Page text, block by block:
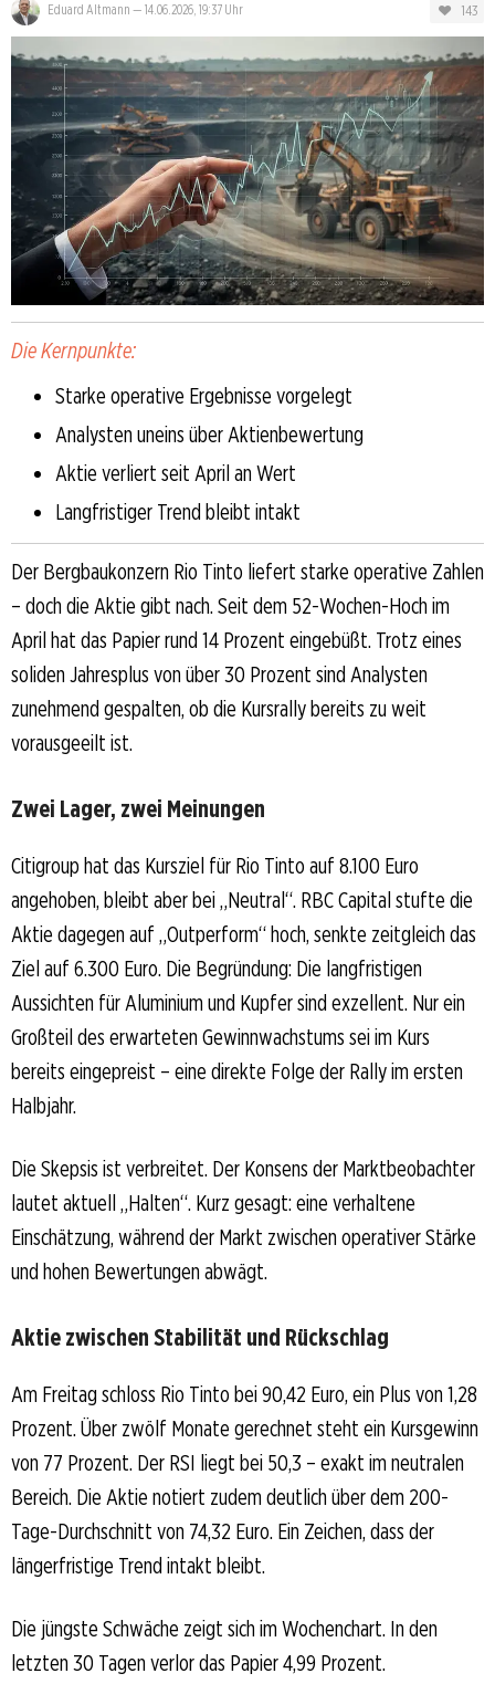
Eduard Altmann — 14.06.2026, 19:37 Uhr 143
Die Kernpunkte:
Starke operative Ergebnisse vorgelegt
Analysten uneins über Aktienbewertung
Aktie verliert seit April an Wert
Langfristiger Trend bleibt intakt
Der Bergbaukonzern Rio Tinto liefert starke operative Zahlen
– doch die Aktie gibt nach. Seit dem 52-Wochen-Hoch im
April hat das Papier rund 14 Prozent eingebüßt. Trotz eines
soliden Jahresplus von über 30 Prozent sind Analysten
zunehmend gespalten, ob die Kursrally bereits zu weit
vorausgeeilt ist.
Zwei Lager, zwei Meinungen
Citigroup hat das Kursziel für Rio Tinto auf 8.100 Euro
angehoben, bleibt aber bei „Neutral“. RBC Capital stufte die
Aktie dagegen auf „Outperform“ hoch, senkte zeitgleich das
Ziel auf 6.300 Euro. Die Begründung: Die langfristigen
Aussichten für Aluminium und Kupfer sind exzellent. Nur ein
Großteil des erwarteten Gewinnwachstums sei im Kurs
bereits eingepreist – eine direkte Folge der Rally im ersten
Halbjahr.
Die Skepsis ist verbreitet. Der Konsens der Marktbeobachter
lautet aktuell „Halten“. Kurz gesagt: eine verhaltene
Einschätzung, während der Markt zwischen operativer Stärke
und hohen Bewertungen abwägt.
Aktie zwischen Stabilität und Rückschlag
Am Freitag schloss Rio Tinto bei 90,42 Euro, ein Plus von 1,28
Prozent. Über zwölf Monate gerechnet steht ein Kursgewinn
von 77 Prozent. Der RSI liegt bei 50,3 – exakt im neutralen
Bereich. Die Aktie notiert zudem deutlich über dem 200-
Tage-Durchschnitt von 74,32 Euro. Ein Zeichen, dass der
längerfristige Trend intakt bleibt.
Die jüngste Schwäche zeigt sich im Wochenchart. In den
letzten 30 Tagen verlor das Papier 4,99 Prozent.